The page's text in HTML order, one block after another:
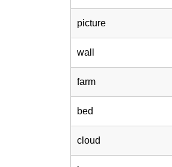
picture
wall
farm
bed
cloud